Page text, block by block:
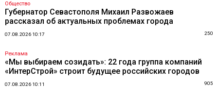
Общество
Губернатор Севастополя Михаил Развожаев
рассказал об актуальных проблемах города
07.08.2026 10:17 250
Реклама
«Мы выбираем созидать»: 22 года группа компаний
«ИнтерСтрой» строит будущее российских городов
07.08.2026 10:11 905